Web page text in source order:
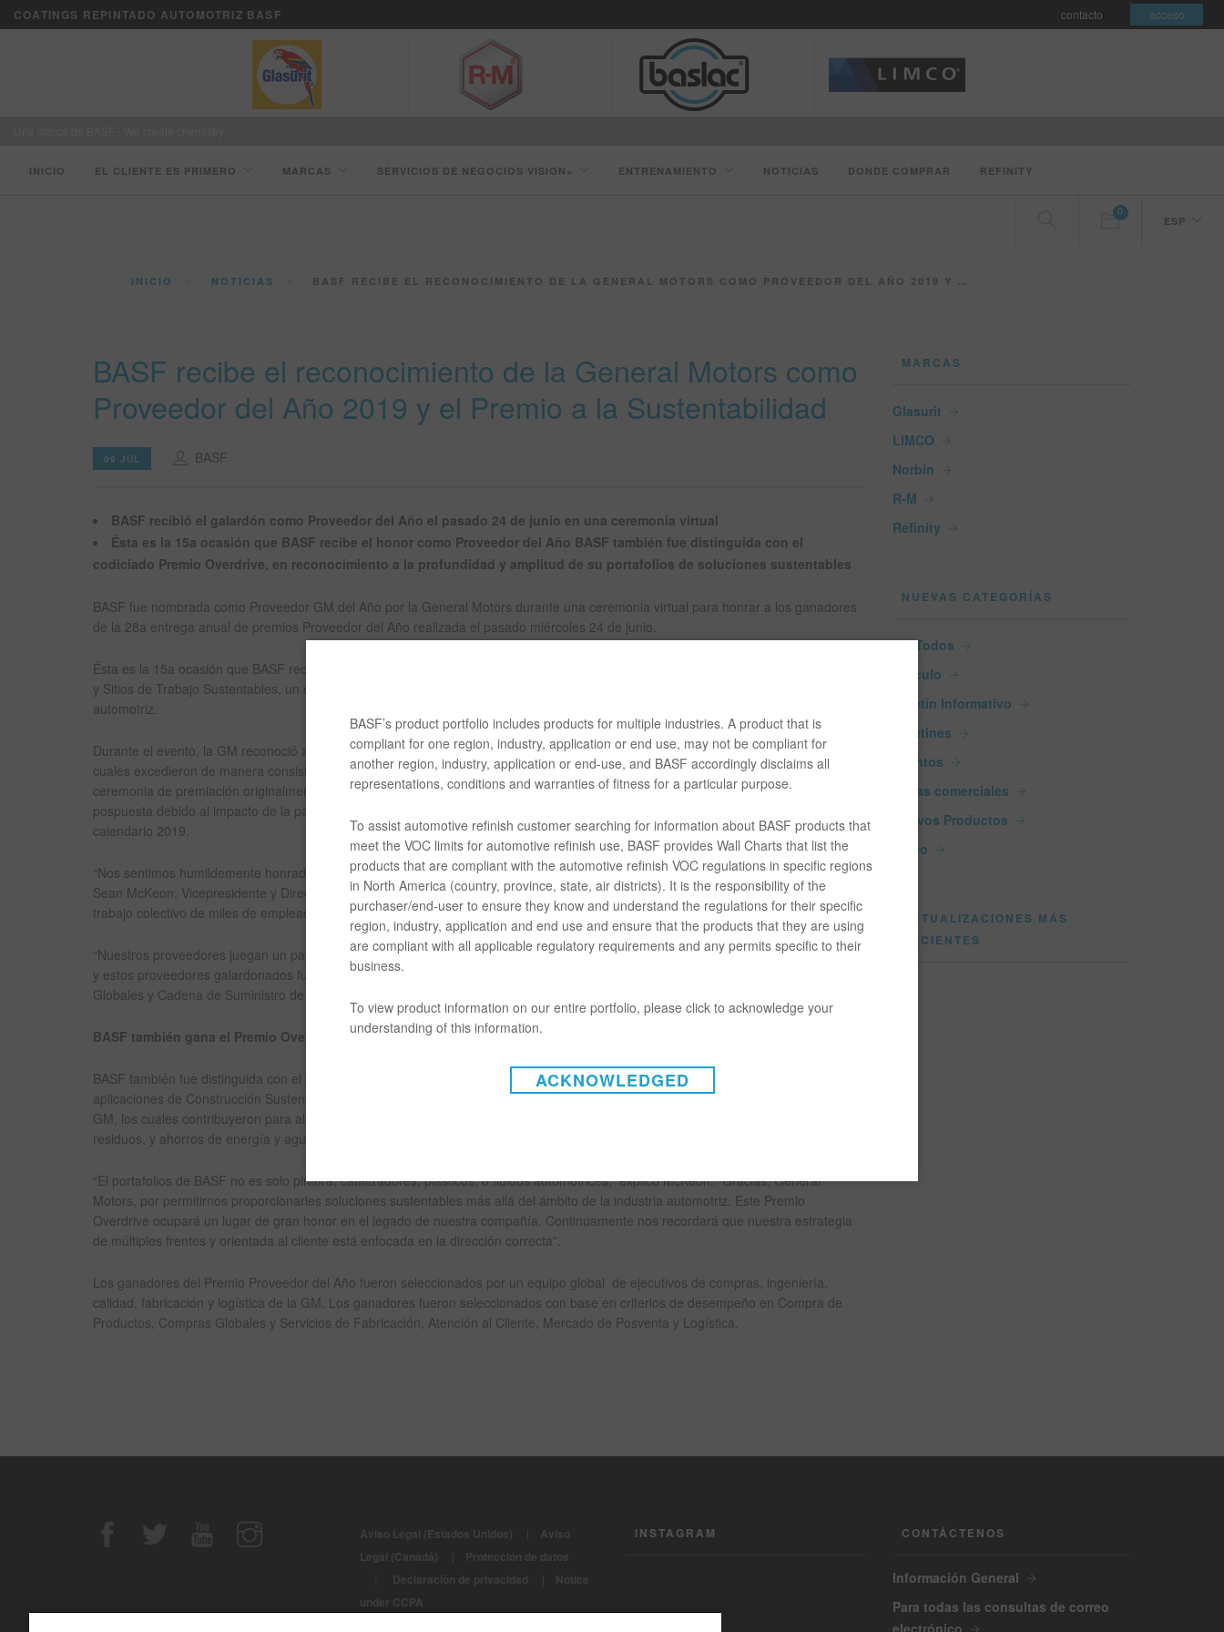
COATINGS REPINTADO AUTOMOTRIZ BASF contacto acceso
INICIO EL CLIENTE ES PRIMERO MARCAS SERVICIOS DE NEGOCIOS VISION+ ENTRENAMIENTO NOTICIAS DONDE COMPRAR REFINITY
0
ESP
INICIO NOTICIAS BASF RECIBE EL RECONOCIMIENTO DE LA GENERAL MOTORS COMO PROVEEDOR DEL AÑO 2019 Y EL PREMIO A LA SUSTENTABILIDAD
BASF recibe el reconocimiento de la General Motors como
Proveedor del Año 2019 y el Premio a la Sustentabilidad
09 JUL BASF
BASF recibió el galardón como Proveedor del Año el pasado 24 de junio en una ceremonia virtual
Ésta es la 15a ocasión que BASF recibe el honor como Proveedor del Año BASF también fue distinguida con el
codiciado Premio Overdrive, en reconocimiento a la profundidad y amplitud de su portafolios de soluciones sustentables
BASF fue nombrada como Proveedor GM del Año por la General Motors durante una ceremonia virtual para honrar a los ganadores
de la 28a entrega anual de premios Proveedor del Año realizada el pasado miércoles 24 de junio.
Ésta es la 15a ocasión que BASF recibe el galardón. La compañía también fue distinguida con el Premio Overdrive a la Construcción
y Sitios de Trabajo Sustentables, un desempeño más allá del trabajo tradicional de BASF para GM y la industria de ensamblado
automotriz.
Durante el evento, la GM reconoció a 116 de sus mejores proveedores, menos del 1% de su base de proveedores de 15 países, los
cuales excedieron de manera consistente sus expectativas, crearon valor destacado o introdujeron innovaciones a la compañía. La
ceremonia de premiación originalmente estaba programada como un evento en vivo a realizarse el pasado mes de marzo, pero fue
pospuesta debido al impacto de la pandemia del COVID-19. El reconocimiento es por el desempeño como proveedor en el año
calendario 2019.
“Nos sentimos humildemente honrados de ser reconocidos por nuestro gran socio, la General Motors, por 15ª ocasión,” expresó
Sean McKeon, Vicepresidente y Director de Cuentas Principales de BASF para la GM. “Esto no es el logro de un día. Requirió del
trabajo colectivo de miles de empleados de BASF y nuestra sólida sociedad con la General Motors a lo largo de muchos años.”
“Nuestros proveedores juegan un papel clave para entregar los productos, servicios y experiencias que nuestros clientes merecen –
y estos proveedores galardonados fueron más allá de nuestras expectativas,” aseveró Shilpan Amin, Vicepresidente de Compras
Globales y Cadena de Suministro de la GM.
BASF también gana el Premio Overdrive
BASF también fue distinguida con el codiciado Premio Overdrive, no por sus productos automotrices, sino por su tecnología y
aplicaciones de Construcción Sustentable en proyectos de techado y pisos para las plantas de ensamblaje Spring Hill y Flint de la
GM, los cuales contribuyeron para alcanzar metas mutuas de sustentabilidad de menores emisiones de carbono, menos vertido de
residuos, y ahorros de energía y agua.
“El portafolios de BASF no es solo pintura, catalizadores, plásticos, o fluidos automotrices,” explicó McKeon. “Gracias, General
Motors, por permitirnos proporcionarles soluciones sustentables más allá del ámbito de la industria automotriz. Este Premio
Overdrive ocupará un lugar de gran honor en el legado de nuestra compañía. Continuamente nos recordará que nuestra estrategia
de múltiples frentes y orientada al cliente está enfocada en la dirección correcta”.
Los ganadores del Premio Proveedor del Año fueron seleccionados por un equipo global de ejecutivos de compras, ingeniería,
calidad, fabricación y logística de la GM. Los ganadores fueron seleccionados con base en criterios de desempeño en Compra de
Productos, Compras Globales y Servicios de Fabricación, Atención al Cliente, Mercado de Posventa y Logística.
MARCAS
Glasurit
LIMCO
Norbin
R-M
Refinity
NUEVAS CATEGORÍAS
Ver Todos
Artículo
Boletín Informativo
Boletines
Eventos
Ferias comerciales
Nuevos Productos
Vídeo
ACTUALIZACIONES MÁS
RECIENTES
BASF’s product portfolio includes products for multiple industries. A product that is
compliant for one region, industry, application or end use, may not be compliant for
another region, industry, application or end-use, and BASF accordingly disclaims all
representations, conditions and warranties of fitness for a particular purpose.
To assist automotive refinish customer searching for information about BASF products that
meet the VOC limits for automotive refinish use, BASF provides Wall Charts that list the
products that are compliant with the automotive refinish VOC regulations in specific regions
in North America (country, province, state, air districts). It is the responsibility of the
purchaser/end-user to ensure they know and understand the regulations for their specific
region, industry, application and end use and ensure that the products that they are using
are compliant with all applicable regulatory requirements and any permits specific to their
business.
To view product information on our entire portfolio, please click to acknowledge your
understanding of this information.
ACKNOWLEDGED
INSTAGRAM CONTÁCTENOS
Información General
Para todas las consultas de correo